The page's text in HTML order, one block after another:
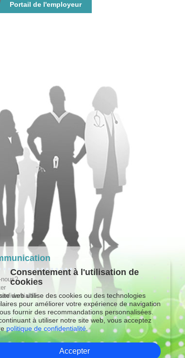
Portail de l'employeur
Consentement à l'utilisation de
cookies
web utilise des cookies ou des technologies
pour améliorer votre expérience de navigation
fournir des recommandations personnalisées.
à utiliser notre site web, vous acceptez
politique de confidentialité.
Accepter